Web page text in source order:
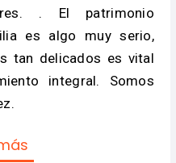
. El patrimonio
es algo muy serio,
tan delicados es vital
integral. Somos